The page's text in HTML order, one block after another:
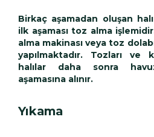
Birkaç aşamadan oluşan
ilk aşaması toz alma
alma makinası veya toz
yapılmaktadır. Tozları ve
halılar daha sonra
aşamasına alınır.
Yıkama